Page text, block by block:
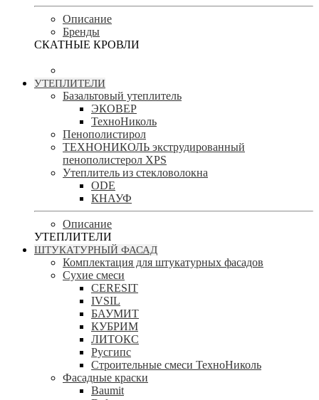
Описание
Бренды
СКАТНЫЕ КРОВЛИ
УТЕПЛИТЕЛИ
Базальтовый утеплитель
ЭКОВЕР
ТехноНиколь
Пенополистирол
ТЕХНОНИКОЛЬ экструдированный
пенополистерол XPS
Утеплитель из стекловолокна
ODE
КНАУФ
Описание
УТЕПЛИТЕЛИ
ШТУКАТУРНЫЙ ФАСАД
Комплектация для штукатурных фасадов
Сухие смеси
CERESIT
IVSIL
БАУМИТ
КУБРИМ
ЛИТОКС
Русгипс
Строительные смеси ТехноНиколь
Фасадные краски
Baumit